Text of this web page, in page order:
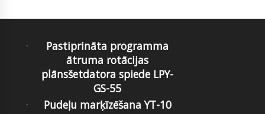
Pastiprināta programma
ātruma rotācijas
plānsšetdatora spiede LPY-
GS-55
Pudeļu marķīzēšana YT-10